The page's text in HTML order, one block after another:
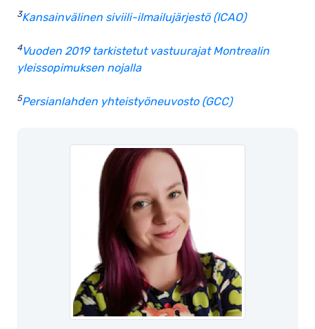
3Kansainvälinen siviili-ilmailujärjestö (ICAO)
4Vuoden 2019 tarkistetut vastuurajat Montrealin
yleissopimuksen nojalla
5Persianlahden yhteistyöneuvosto (GCC)